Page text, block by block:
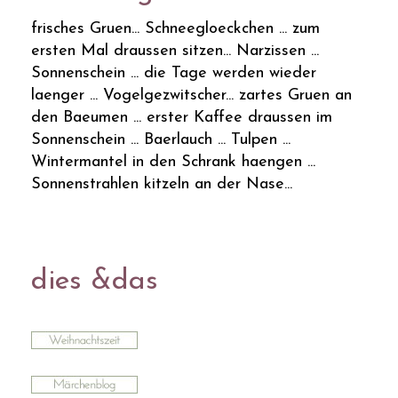
frisches Gruen... Schneegloeckchen ... zum
ersten Mal draussen sitzen... Narzissen ...
Sonnenschein ... die Tage werden wieder
laenger ... Vogelgezwitscher... zartes Gruen an
den Baeumen ... erster Kaffee draussen im
Sonnenschein ... Baerlauch ... Tulpen ...
Wintermantel in den Schrank haengen ...
Sonnenstrahlen kitzeln an der Nase...
dies &das